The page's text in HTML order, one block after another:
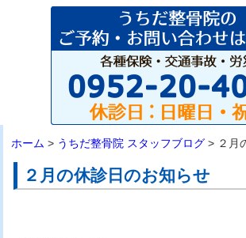
ホーム > うちだ整骨院 スタッフブログ > ２月
２月の休診日のお知らせ